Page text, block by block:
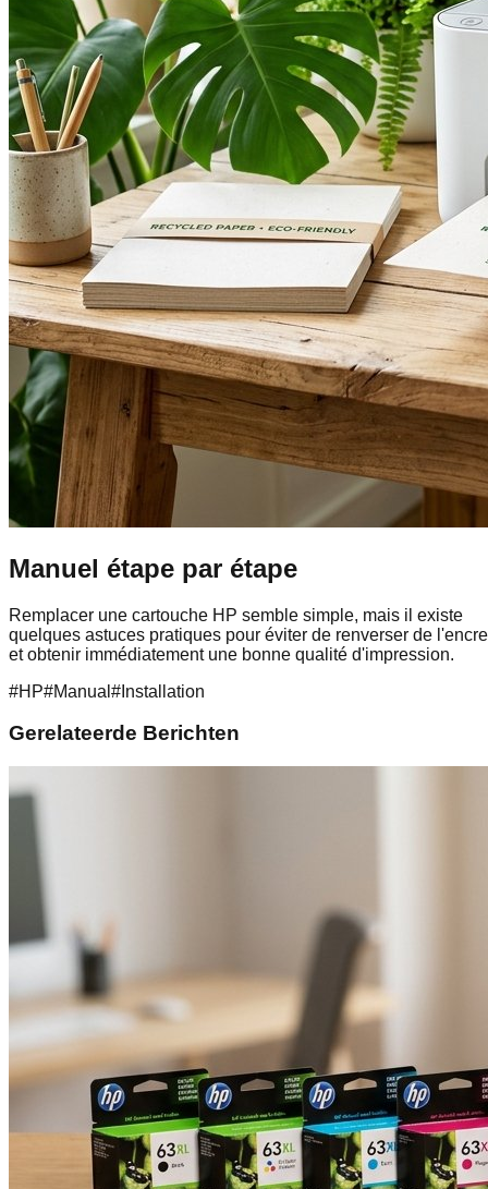
Manuel étape par étape
Remplacer une cartouche HP semble simple, mais il existe
quelques astuces pratiques pour éviter de renverser de l'encre
et obtenir immédiatement une bonne qualité d'impression.
#HP#Manual # Installation
Gerelateerde Berichten